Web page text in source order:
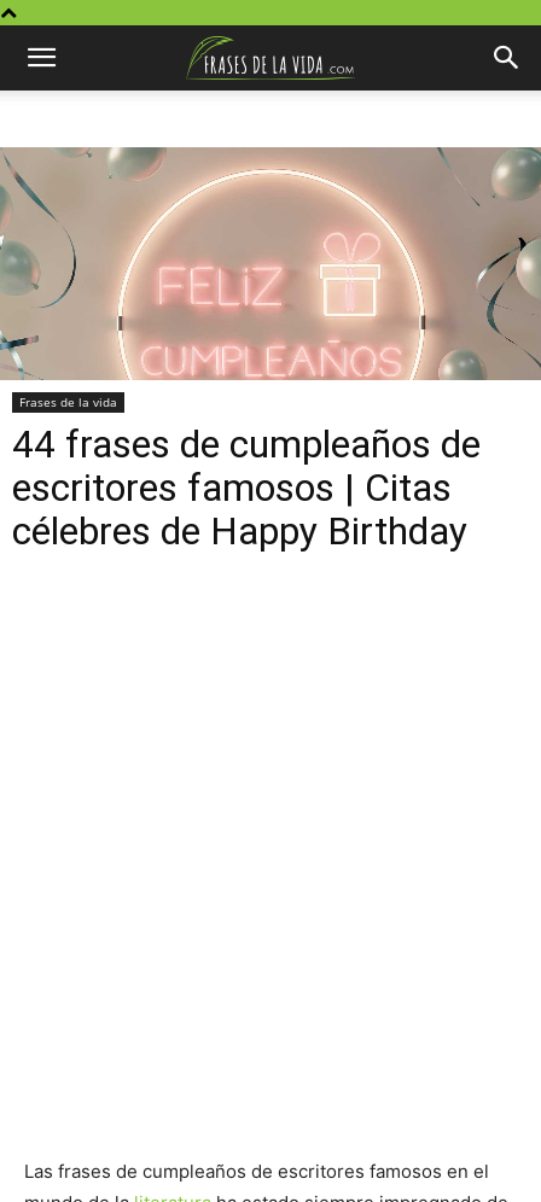
Frases de la vida
44 frases de cumpleaños de
escritores famosos | Citas
célebres de Happy Birthday
Las frases de cumpleaños de escritores famosos en el